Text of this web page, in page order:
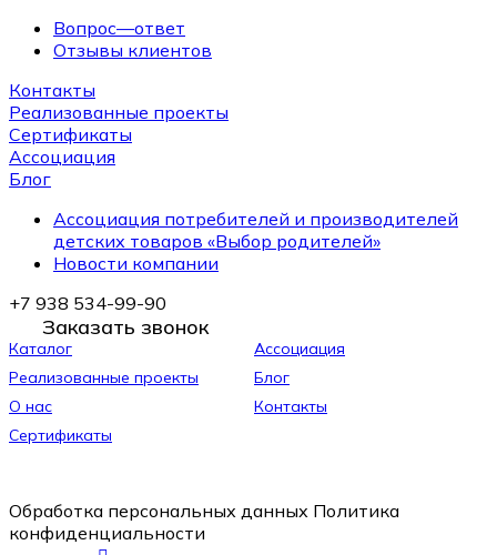
Вопрос—ответ
Отзывы клиентов
Контакты
Реализованные проекты
Сертификаты
Ассоциация
Блог
Ассоциация потребителей и производителей
детских товаров «Выбор родителей»
Новости компании
+7 938 534-99-90
Заказать звонок
Каталог
Ассоциация
Реализованные проекты
Блог
О нас
Контакты
Сертификаты
Обработка персональных данных Политика
конфиденциальности